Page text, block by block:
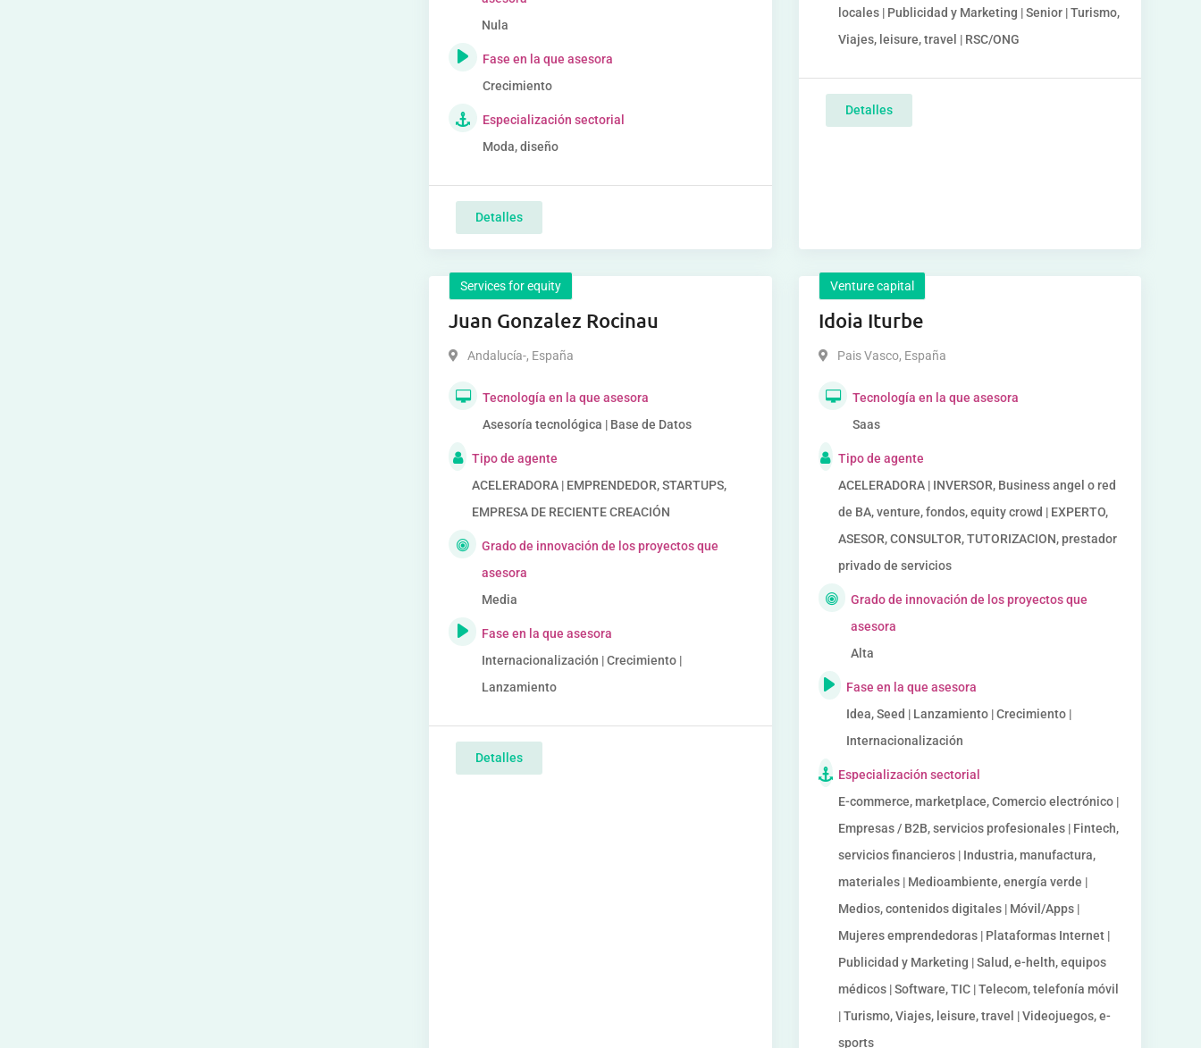
Nula
Fase en la que asesora
Crecimiento
Especialización sectorial
Moda, diseño
Detalles
locales | Publicidad y Marketing | Senior | Turismo,
Viajes, leisure, travel | RSC/ONG
Detalles
Services for equity
Juan Gonzalez Rocinau
Andalucía-, España
Tecnología en la que asesora
Asesoría tecnológica | Base de Datos
Tipo de agente
ACELERADORA | EMPRENDEDOR, STARTUPS,
EMPRESA DE RECIENTE CREACIÓN
Grado de innovación de los proyectos que
asesora
Media
Fase en la que asesora
Internacionalización | Crecimiento |
Lanzamiento
Detalles
Venture capital
Idoia Iturbe
Pais Vasco, España
Tecnología en la que asesora
Saas
Tipo de agente
ACELERADORA | INVERSOR, Business angel o red
de BA, venture, fondos, equity crowd | EXPERTO,
ASESOR, CONSULTOR, TUTORIZACION, prestador
privado de servicios
Grado de innovación de los proyectos que
asesora
Alta
Fase en la que asesora
Idea, Seed | Lanzamiento | Crecimiento |
Internacionalización
Especialización sectorial
E-commerce, marketplace, Comercio electrónico |
Empresas / B2B, servicios profesionales | Fintech,
servicios financieros | Industria, manufactura,
materiales | Medioambiente, energía verde |
Medios, contenidos digitales | Móvil/Apps |
Mujeres emprendedoras | Plataformas Internet |
Publicidad y Marketing | Salud, e-helth, equipos
médicos | Software, TIC | Telecom, telefonía móvil
| Turismo, Viajes, leisure, travel | Videojuegos, e-
sports